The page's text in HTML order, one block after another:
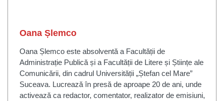
Oana Șlemco
Oana Șlemco este absolventă a Facultății de
Administrație Publică și a Facultății de Litere și Științe ale
Comunicării, din cadrul Universității „Ștefan cel Mare”
Suceava. Lucrează în presă de aproape 20 de ani, unde
activează ca redactor, comentator, realizator de emisiuni,